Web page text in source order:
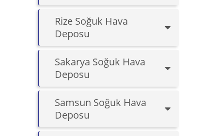
Rize Soğuk Hava
Deposu
Sakarya Soğuk Hava
Deposu
Samsun Soğuk Hava
Deposu